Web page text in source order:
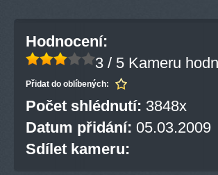
Hodnocení:
3 / 5 Kameru
Přidat do oblíbených:
Počet shlédnutí: 3848x
Datum přidání: 05.03.2009
Sdílet kameru: